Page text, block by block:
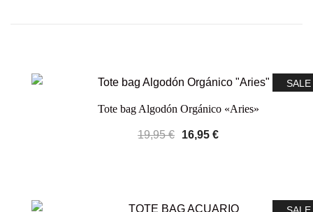
SALE
Tote bag Algodón Orgánico «Aries»
19,95€ 16,95 €